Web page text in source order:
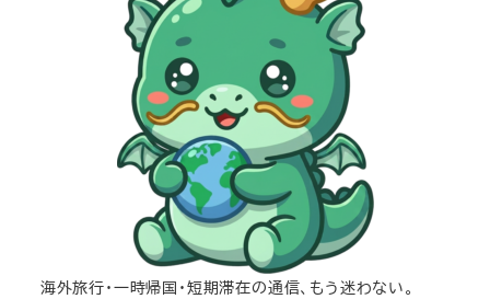
海外旅行・一時帰国・短期滞在の通信、もう迷わない。